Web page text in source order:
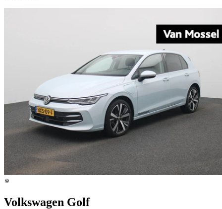
Volkswagen Golf